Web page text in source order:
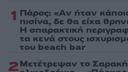
1 Πάρος: «Αν ήταν
πισίνα, δε θα είχα
Η σπαρακτική
τα κενά στους
του beach bar
2Μετέτρεψαν το